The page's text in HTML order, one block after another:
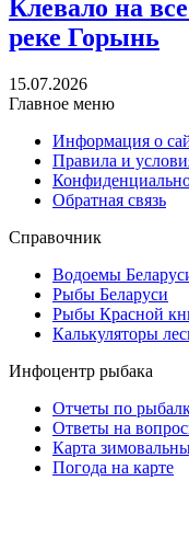
Клевало на
реке Горынь
15.07.2026
Главное меню
Информация о
Правила и
Обратная связь
Справочник
Водоемы
Рыбы Беларуси
Рыбы Красной
Калькуляторы
Инфоцентр рыбака
Отчеты по
Ответы на
Карта
Погода на карте